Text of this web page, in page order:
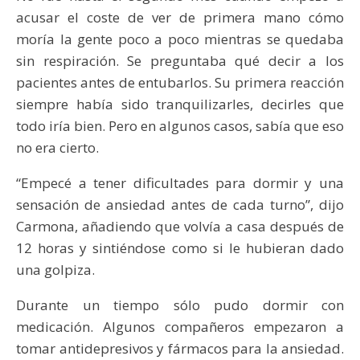
acusar el coste de ver de primera mano cómo
moría la gente poco a poco mientras se quedaba
sin respiración. Se preguntaba qué decir a los
pacientes antes de entubarlos. Su primera reacción
siempre había sido tranquilizarles, decirles que
todo iría bien. Pero en algunos casos, sabía que eso
no era cierto.
“Empecé a tener dificultades para dormir y una
sensación de ansiedad antes de cada turno”, dijo
Carmona, añadiendo que volvía a casa después de
12 horas y sintiéndose como si le hubieran dado
una golpiza.
Durante un tiempo sólo pudo dormir con
medicación. Algunos compañeros empezaron a
tomar antidepresivos y fármacos para la ansiedad.